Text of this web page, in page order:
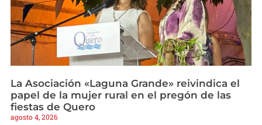
La Asociación «Laguna Grande» reivindica el
papel de la mujer rural en el pregón de las
fiestas de Quero
agosto 4, 2026